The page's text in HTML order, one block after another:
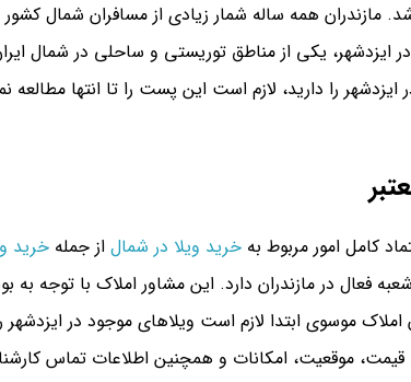
مازندران همه ساله شمار زیادی از مسافران شمال
ایزدشهر، یکی از مناطق توریستی و ساحلی در شمال
را دارید، لازم است این پست را تا انتها مطالعه
کامل امور مربوط بهخرید ویلا در شمال از جملهخرید
به آن ها بسپارید، مشاور املاک موسوی می باشد که 18 شعبه فعال در مازندران دارد.
املاک موسوی ابتدا لازم است ویلاهای موجود در
قیمت، موقعیت، امکانات و همچنین اطلاعات تماس